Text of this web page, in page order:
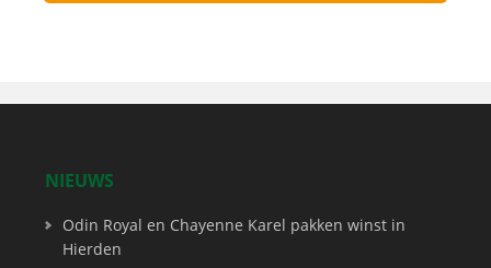
NIEUWS
Odin Royal en Chayenne Karel pakken winst in
Hierden